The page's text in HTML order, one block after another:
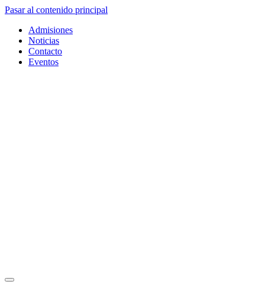
Pasar al contenido principal
Admisiones
Noticias
Contacto
Eventos